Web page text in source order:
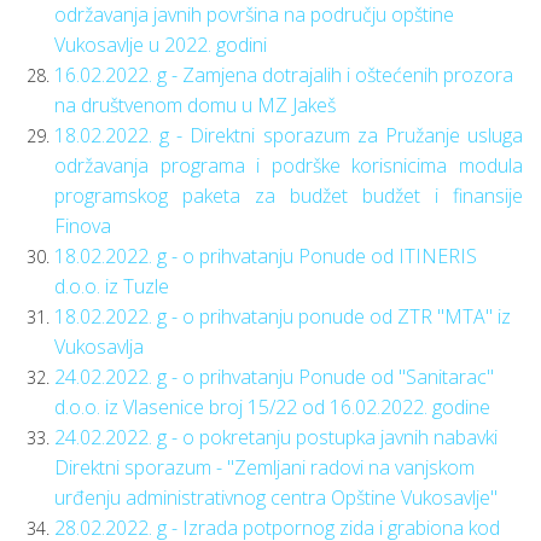
održavanja javnih površina na području opštine
Vukosavlje u 2022. godini
16.02.2022. g - Zamjena dotrajalih i oštećenih prozora
na društvenom domu u MZ Jakeš
18.02.2022. g - Direktni sporazum za Pružanje usluga
održavanja programa i podrške korisnicima modula
programskog paketa za budžet budžet i finansije
Finova
18.02.2022. g - o prihvatanju Ponude od ITINERIS
d.o.o. iz Tuzle
18.02.2022. g - o prihvatanju ponude od ZTR "MTA" iz
Vukosavlja
24.02.2022. g - o prihvatanju Ponude od "Sanitarac"
d.o.o. iz Vlasenice broj 15/22 od 16.02.2022. godine
24.02.2022. g - o pokretanju postupka javnih nabavki
Direktni sporazum - "Zemljani radovi na vanjskom
urđenju administrativnog centra Opštine Vukosavlje"
28.02.2022. g - Izrada potpornog zida i grabiona kod